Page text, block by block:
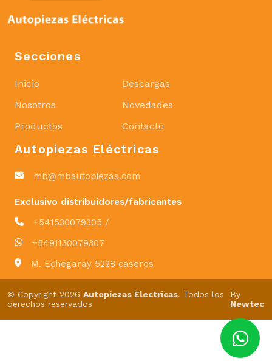
Secciones
Inicio
Nosotros
Productos
Descargas
Novedades
Contacto
Autopiezas Eléctricas
mb@mbautopiezas.com
Exclusivo distribuidores/fabricantes
+541530079305 /
+5491130079307
M. Echegaray 5228 caseros
© Copyright 2026 Autopiezas Electricas. Todos los
derechos reservados
By
Newtec